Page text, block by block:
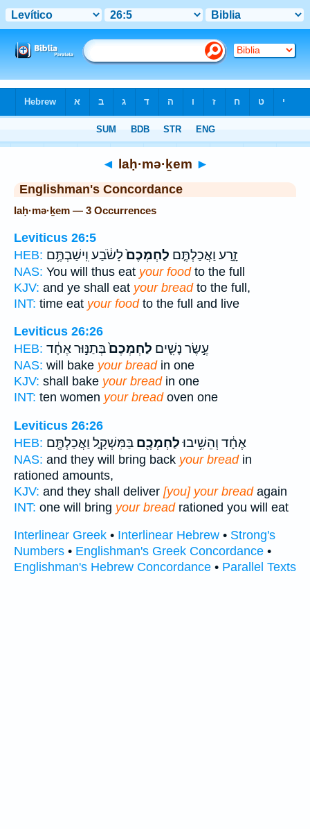
◄ laḥ·mə·ḵem ►
Englishman's Concordance
laḥ·mə·ḵem — 3 Occurrences
Leviticus 26:5
HEB:
זָ֑רַע וַאֲכַלְתֶּ֤ם לַחְמְכֶם֙לָשֹׂ֔בַע וִֽישַׁבְתֶּ֥ם
NAS: You will thus eat your foodto the full
KJV: and ye shall eat your breadto the full,
INT: time eat your foodto the full and live
Leviticus 26:26
HEB:
עֶ֣שֶׂר נָשִׁ֤ים לַחְמְכֶם֙בְּתַנּ֣וּר אֶחָ֔ד
NAS: will bake your breadin one
KJV: shall bake your breadin one
INT: ten women your breadoven one
Leviticus 26:26
HEB:
אֶחָ֔ד וְהֵשִׁ֥יבוּלַחְמְכֶ֖ם בַּמִּשְׁקָ֑ל וַאֲכַלְתֶּ֖ם
NAS: and they will bring back your breadin
rationed amounts,
KJV: and they shall deliver [you] your breadagain
INT: one will bring your breadrationed you will eat
Interlinear Greek • Interlinear Hebrew • Strong's
Numbers • Englishman's Greek Concordance •
Englishman's Hebrew Concordance • Parallel Texts